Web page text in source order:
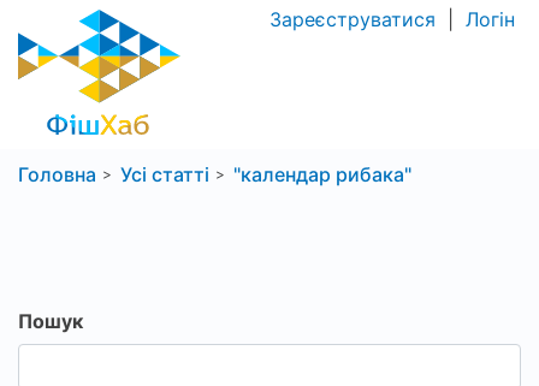
Зареєструватися Логін
Головна Усі статті "календар рибака"
Пошук